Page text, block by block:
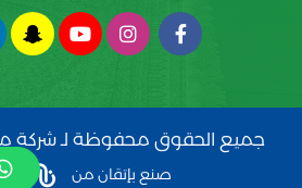
جميع الحقوق محفوظة لـ شركة مواهب
صنع بإتقان من